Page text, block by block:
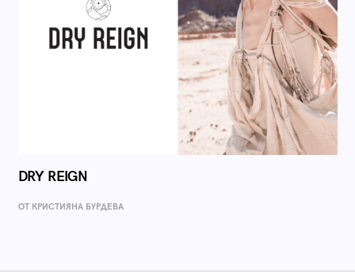
DRY REIGN
ОТ КРИСТИЯНА БУРДЕВА